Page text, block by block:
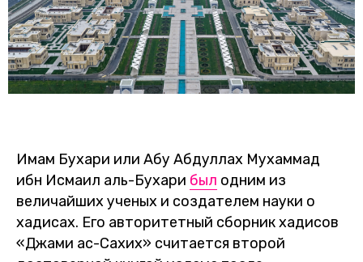
Имам Бухари или Абу Абдуллах Мухаммад
ибн Исмаил аль-Бухари был одним из
величайших ученых и создателем науки о
хадисах. Его авторитетный сборник хадисов
«Джами ас-Сахих» считается второй